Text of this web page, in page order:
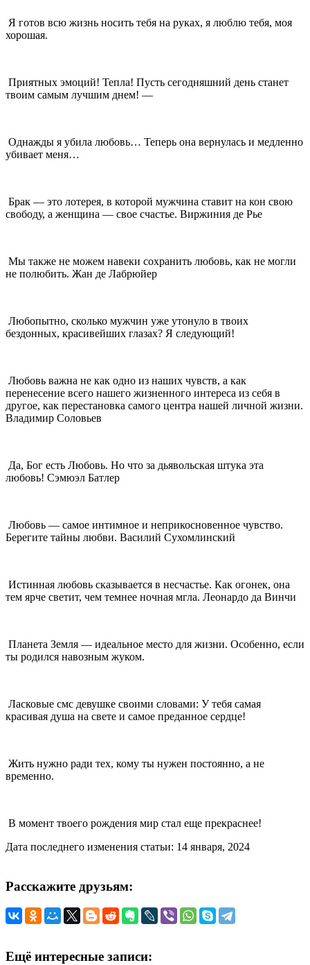
Я готов всю жизнь носить тебя на руках, я люблю тебя, моя
хорошая.
Приятных эмоций! Тепла! Пусть сегодняшний день станет
твоим самым лучшим днем! —
Однажды я убила любовь… Теперь она вернулась и медленно
убивает меня…
Брак — это лотерея, в которой мужчина ставит на кон свою
свободу, а женщина — свое счастье. Виржиния де Рье
Мы также не можем навеки сохранить любовь, как не могли
не полюбить. Жан де Лабрюйер
Любопытно, сколько мужчин уже утонуло в твоих
бездонных, красивейших глазах? Я следующий!
Любовь важна не как одно из наших чувств, а как
перенесение всего нашего жизненного интереса из себя в
другое, как перестановка самого центра нашей личной жизни.
Владимир Соловьев
Да, Бог есть Любовь. Но что за дьявольская штука эта
любовь! Сэмюэл Батлер
Любовь — самое интимное и неприкосновенное чувство.
Берегите тайны любви. Василий Сухомлинский
Истинная любовь сказывается в несчастье. Как огонек, она
тем ярче светит, чем темнее ночная мгла. Леонардо да Винчи
Планета Земля — идеальное место для жизни. Особенно, если
ты родился навозным жуком.
Ласковые смс девушке своими словами: У тебя самая
красивая душа на свете и самое преданное сердце!
Жить нужно ради тех, кому ты нужен постоянно, а не
временно.
В момент твоего рождения мир стал еще прекраснее!
Дата последнего изменения статьи: 14 января, 2024
Расскажите друзьям:
Ещё интересные записи: